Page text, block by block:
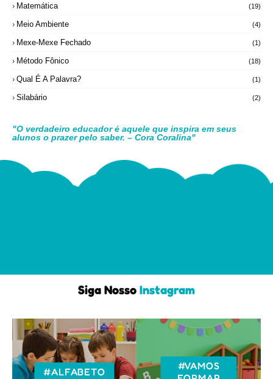
Matemática (19)
Meio Ambiente (4)
Mexe-Mexe Fechado (1)
Método Fônico (18)
Qual É A Palavra? (1)
Silabário (2)
"O verdadeiro educador é aquele que inspira em seus
alunos o prazer pelo saber. – Cora Coralina"
Siga Nosso Instagram
#ALFABETO
#VAMOS